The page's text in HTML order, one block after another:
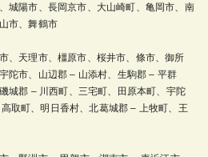
城陽市、長岡京市、大山崎町、亀岡市、南
市、舞鶴市
、天理市、橿原市、桜井市、條市、御所
陀市、山辺郡 – 山添村、生駒郡 – 平群
城郡 – 川西町、三宅町、田原本町、宇陀
取町、明日香村、北葛城郡 – 上牧町、王